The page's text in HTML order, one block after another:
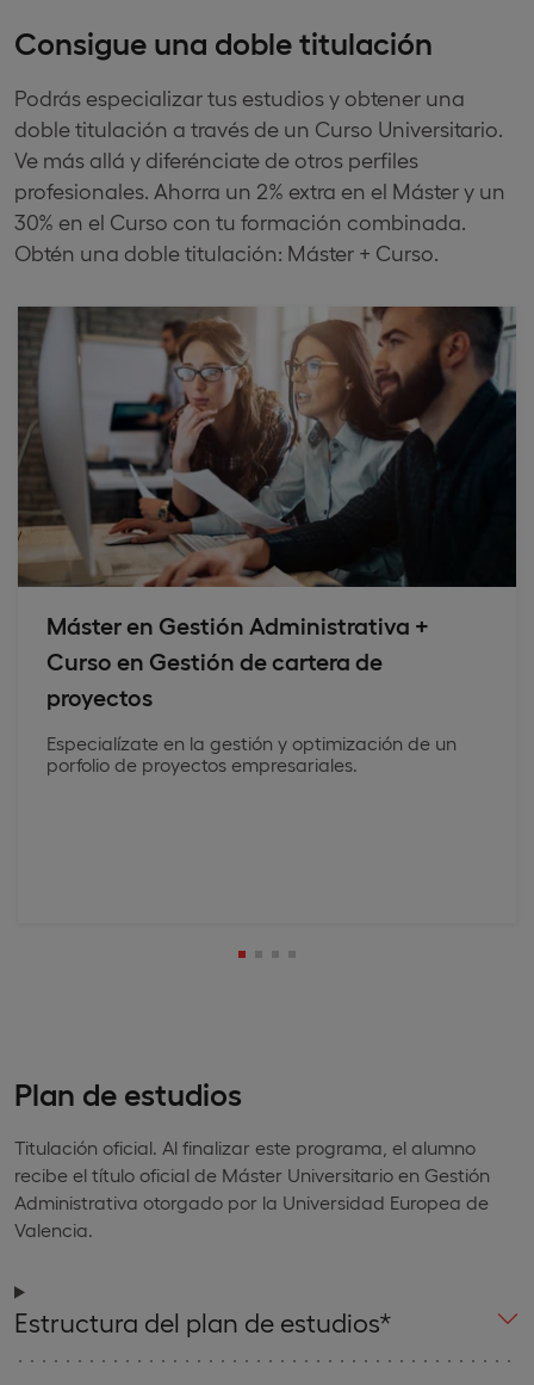
Consigue una doble titulación
Podrás especializar tus estudios y obtener una
doble titulación a través de un Curso Universitario.
Ve más allá y diferénciate de otros perfiles
profesionales. Ahorra un 2% extra en el Máster y un
30% en el Curso con tu formación combinada.
Obtén una doble titulación: Máster + Curso.
Máster en Gestión Administrativa +
Curso en Gestión de cartera de
proyectos
Especialízate en la gestión y optimización de un
porfolio de proyectos empresariales.
Plan de estudios
Titulación oficial. Al finalizar este programa, el alumno
recibe el título oficial de Máster Universitario en Gestión
Administrativa otorgado por la Universidad Europea de
Valencia.
Estructura del plan de estudios*